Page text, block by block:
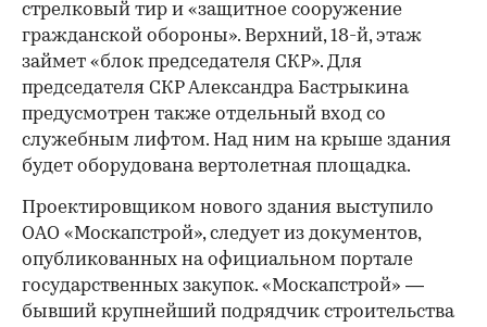
стрелковый тир и «защитное сооружение
гражданской обороны». Верхний, 18-й, этаж
займет «блок председателя СКР». Для
председателя СКР Александра Бастрыкина
предусмотрен также отдельный вход со
служебным лифтом. Над ним на крыше здания
будет оборудована вертолетная площадка.
Проектировщиком нового здания выступило
ОАО «Москапстрой», следует из документов,
опубликованных на официальном портале
государственных закупок. «Москапстрой» —
бывший крупнейший подрядчик строительства